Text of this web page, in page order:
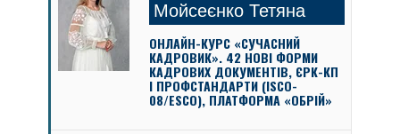
Мойсеєнко Тетяна
ОНЛАЙН-КУРС «СУЧАСНИЙ
КАДРОВИК». 42 НОВІ ФОРМИ
КАДРОВИХ ДОКУМЕНТІВ, ЄРК-КП
І ПРОФСТАНДАРТИ (ISCO-
08/ESCO), ПЛАТФОРМА «ОБРІЙ»